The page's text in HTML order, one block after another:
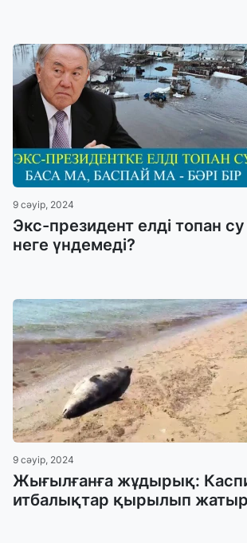
9 сәуір, 2024
Экс-президент елді топан
неге үндемеді?
9 сәуір, 2024
Жығылғанға жұдырық:
итбалықтар қырылып жатыр